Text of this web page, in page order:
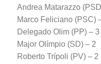
Andrea Matarazzo
Marco Feliciano (PSC)
Delegado Olim (PP) – 3
Major Olímpio (SD) – 2
Roberto Trípoli (PV) – 2